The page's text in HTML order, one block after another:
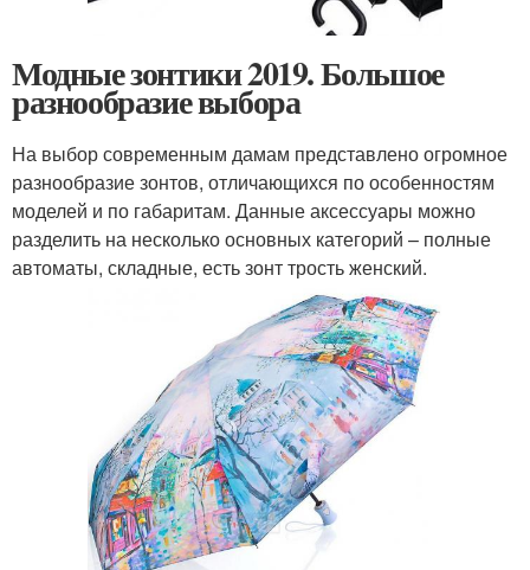
Модные зонтики 2019. Большое
разнообразие выбора
На выбор современным дамам представлено огромное
разнообразие зонтов, отличающихся по особенностям
моделей и по габаритам. Данные аксессуары можно
разделить на несколько основных категорий – полные
автоматы, складные, есть зонт трость женский.